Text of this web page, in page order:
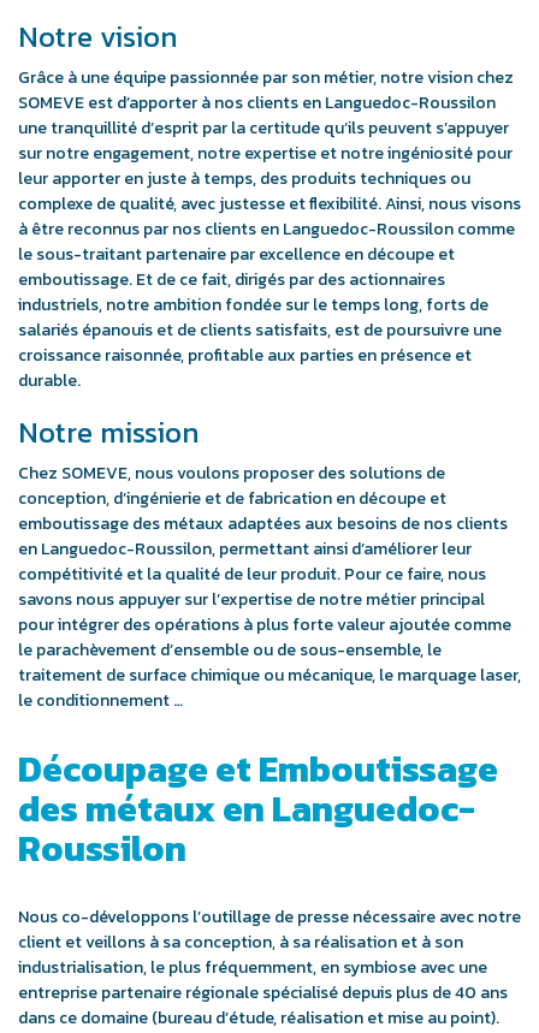
Notre vision
Grâce à une équipe passionnée par son métier, notre vision chez
SOMEVE est d’apporter à nos clients en Languedoc-Roussilon
une tranquillité d’esprit par la certitude qu’ils peuvent s’appuyer
sur notre engagement, notre expertise et notre ingéniosité pour
leur apporter en juste à temps, des produits techniques ou
complexe de qualité, avec justesse et flexibilité. Ainsi, nous visons
à être reconnus par nos clients en Languedoc-Roussilon comme
le sous-traitant partenaire par excellence en découpe et
emboutissage. Et de ce fait, dirigés par des actionnaires
industriels, notre ambition fondée sur le temps long, forts de
salariés épanouis et de clients satisfaits, est de poursuivre une
croissance raisonnée, profitable aux parties en présence et
durable.
Notre mission
Chez SOMEVE, nous voulons proposer des solutions de
conception, d’ingénierie et de fabrication en découpe et
emboutissage des métaux adaptées aux besoins de nos clients
en Languedoc-Roussilon, permettant ainsi d’améliorer leur
compétitivité et la qualité de leur produit. Pour ce faire, nous
savons nous appuyer sur l’expertise de notre métier principal
pour intégrer des opérations à plus forte valeur ajoutée comme
le parachèvement d’ensemble ou de sous-ensemble, le
traitement de surface chimique ou mécanique, le marquage laser,
le conditionnement …
Découpage et Emboutissage
des métaux en Languedoc-
Roussilon
Nous co-développons l’outillage de presse nécessaire avec notre
client et veillons à sa conception, à sa réalisation et à son
industrialisation, le plus fréquemment, en symbiose avec une
entreprise partenaire régionale spécialisé depuis plus de 40 ans
dans ce domaine (bureau d’étude, réalisation et mise au point).